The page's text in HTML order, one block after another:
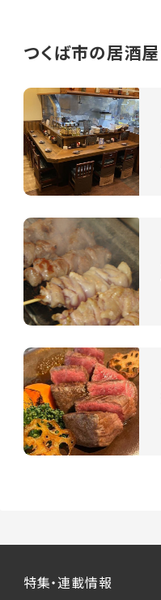
つくば市の居酒
特集・連載情報